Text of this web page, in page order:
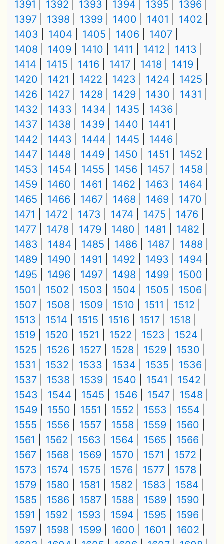
1391
1392 1393 1394 1395
1396
1397
1398 1399 1400 1401
1402
1403
1404 1405 1406
1407
1408
1409 1410 1411 1412
1413
1414
1415 1416 1417 1418
1419
1420
1421 1422 1423 1424
1425
1426
1427 1428 1429 1430
1431
1432
1433 1434 1435
1436
1437
1438 1439 1440
1441
1442
1443 1444 1445
1446
1447
1448 1449 1450 1451
1452
1453
1454 1455 1456 1457
1458
1459
1460 1461 1462 1463
1464
1465
1466 1467 1468 1469
1470
1471
1472 1473 1474 1475
1476
1477
1478 1479 1480 1481
1482
1483
1484 1485 1486 1487
1488
1489
1490 1491 1492 1493
1494
1495
1496 1497 1498 1499
1500
1501
1502 1503 1504 1505
1506
1507
1508 1509 1510 1511
1512
1513
1514 1515 1516 1517
1518
1519
1520 1521 1522 1523
1524
1525
1526 1527 1528 1529
1530
1531
1532 1533 1534 1535
1536
1537
1538 1539 1540 1541
1542
1543
1544 1545 1546 1547
1548
1549
1550 1551 1552 1553
1554
1555
1556 1557 1558 1559
1560
1561
1562 1563 1564 1565
1566
1567
1568 1569 1570 1571
1572
1573
1574 1575 1576 1577
1578
1579
1580 1581 1582 1583
1584
1585
1586 1587 1588 1589
1590
1591
1592 1593 1594 1595
1596
1597
1598 1599 1600 1601
1602